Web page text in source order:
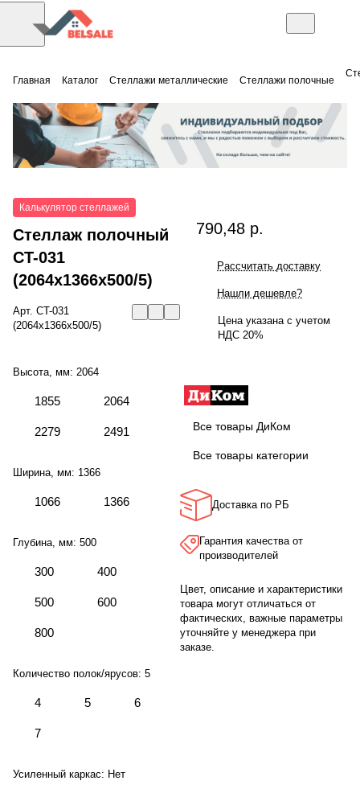
Главная Каталог Стеллажи металлические Стеллажи полочные
Калькулятор стеллажей
Стеллаж полочный
СT-031
(2064x1366x500/5)
Арт. СT-031
(2064x1366x500/5)
Высота, мм: 2064
1855 2064
2279 2491
Ширина, мм: 1366
1066 1366
Глубина, мм: 500
300 400
500 600
800
Количество полок/ярусов: 5
4 5 6
7
Усиленный каркас: Нет
790,48 р.
Рассчитать доставку
Нашли дешевле?
Цена указана с учетом
НДС 20%
Все товары ДиКом
Все товары категории
Доставка по РБ
Гарантия качества от
производителей
Цвет, описание и характеристики
товара могут отличаться от
фактических, важные параметры
уточняйте у менеджера при
заказе.